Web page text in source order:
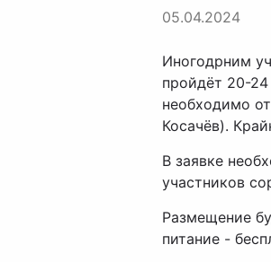
05.04.2024
Иногодрним
пройдёт 20-
необходимо
Косачёв).
В заявке
участников
Размещение
питание -